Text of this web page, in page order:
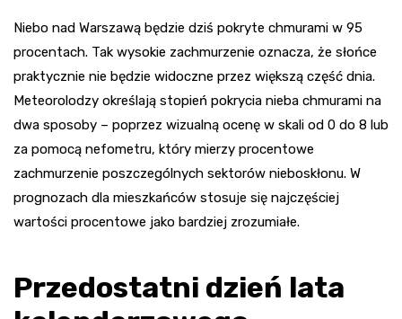
Niebo nad Warszawą będzie dziś pokryte chmurami w 95
procentach. Tak wysokie zachmurzenie oznacza, że słońce
praktycznie nie będzie widoczne przez większą część dnia.
Meteorolodzy określają stopień pokrycia nieba chmurami na
dwa sposoby – poprzez wizualną ocenę w skali od 0 do 8 lub
za pomocą nefometru, który mierzy procentowe
zachmurzenie poszczególnych sektorów nieboskłonu. W
prognozach dla mieszkańców stosuje się najczęściej
wartości procentowe jako bardziej zrozumiałe.
Przedostatni dzień lata